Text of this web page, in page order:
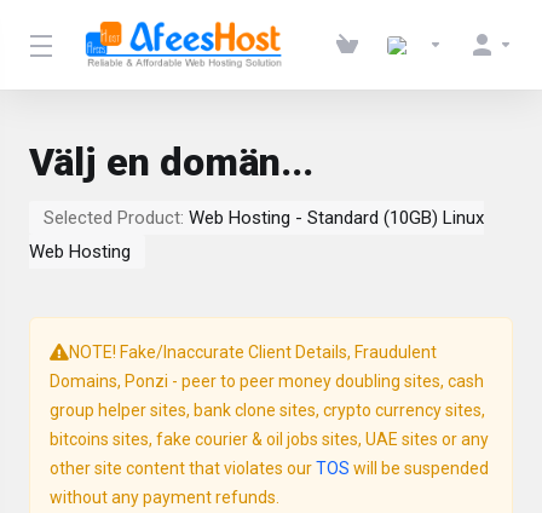
Välj en domän...
Selected Product: Web Hosting - Standard (10GB) Linux
Web Hosting
NOTE! Fake/Inaccurate Client Details, Fraudulent
Domains, Ponzi - peer to peer money doubling sites, cash
group helper sites, bank clone sites, crypto currency sites,
bitcoins sites, fake courier & oil jobs sites, UAE sites or any
other site content that violates ourTOS will be suspended
without any payment refunds.